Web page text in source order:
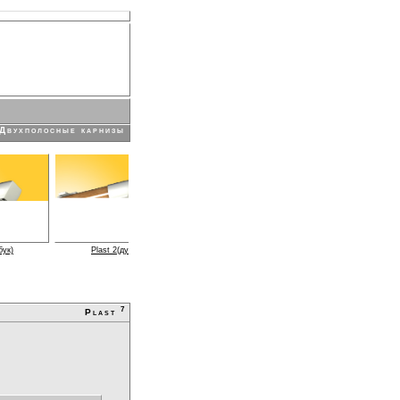
Двухполосные карнизы
Plast 2(дуб)
Plast 7